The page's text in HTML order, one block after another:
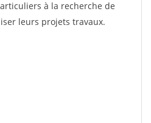
à la recherche de
leurs projets travaux.